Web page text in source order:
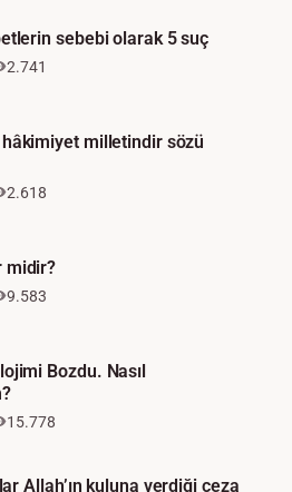
sebebi olarak 5 suç
2.741
milletindir sözü
2.618
midir?
9.583
Bozdu. Nasıl
15.778
Allah’ın kuluna verdiği ceza